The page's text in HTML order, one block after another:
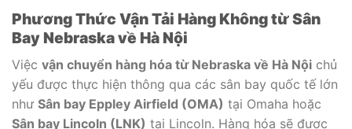
Phương Thức Vận Tải Hàng Không từ Sân
Bay Nebraska về Hà Nội
Việc vận chuyển hàng hóa từ Nebraska về Hà Nội chủ
yếu được thực hiện thông qua các sân bay quốc tế lớn
như Sân bay Eppley Airfield (OMA) tại Omaha hoặc
Sân bay Lincoln (LNK) tại Lincoln. Hàng hóa sẽ được